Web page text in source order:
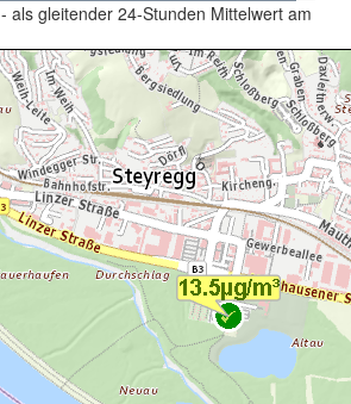
- als gleitender 24-Stunden Mittelwert am